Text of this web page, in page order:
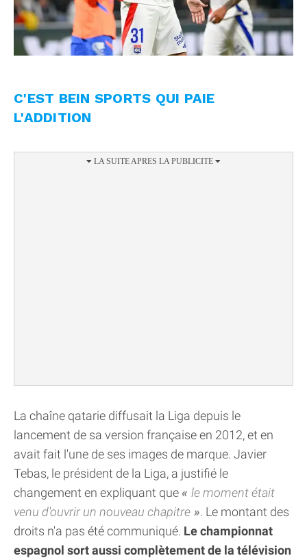
C'EST BEIN SPORTS QUI PAIE
L'ADDITION
La chaîne qatarie diffusait la Liga depuis le
lancement de sa version française en 2012, et en
avait fait l'une de ses images de marque. Javier
Tebas, le président de la Liga, a justifié le
changement en expliquant que
le moment était
venu d'ouvrir un nouveau chapitre
. Le montant des
droits n'a pas été communiqué. Le championnat
espagnol sort aussi complètement de la télévision